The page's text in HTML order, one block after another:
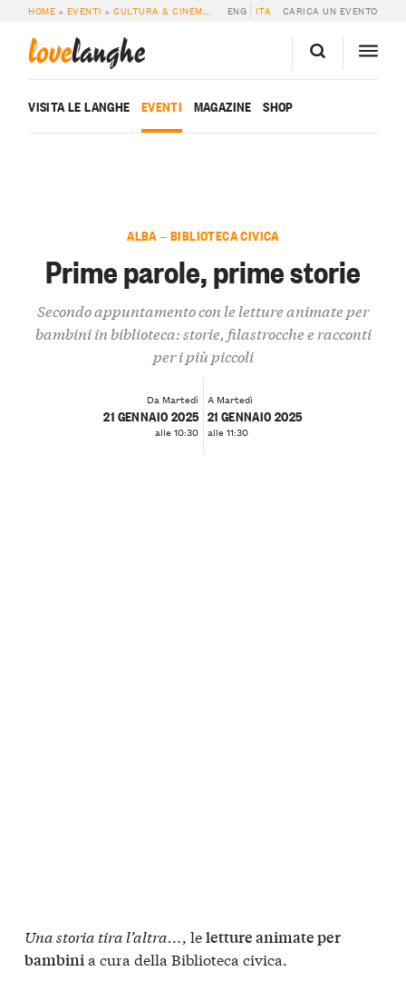
HOME » EVENTI »CULTURA & CINEMA » PRIME PAROLE, PRIME STORIE
ENG ITA CARICA UN EVENTO
lovelanghe
VISITA LE LANGHE EVENTI MAGAZINE SHOP
ALBA — BIBLIOTECA CIVICA
Prime parole, prime storie
Secondo appuntamento con le letture animate per
bambini in biblioteca: storie, filastrocche e racconti
per i più piccoli
Da Martedì
21 GENNAIO 2025
alle 10:30
A Martedì
21 GENNAIO 2025
alle 11:30
Una storia tira l’altra…, leletture animate per
bambinia cura della Biblioteca civica.